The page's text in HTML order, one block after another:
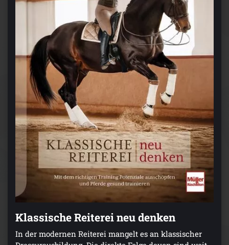
Klassische Reiterei neu denken
In der modernen Reiterei mangelt es an klassischer